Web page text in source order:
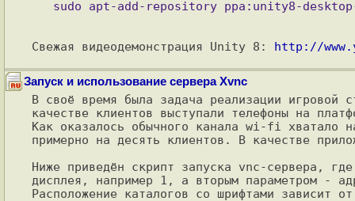
Свежая видеодемонстрация Unity 8: http://
Запуск и использование сервера Xvnc
В своё время была задача реализации игровой
качестве клиентов выступали телефоны на
Как оказалось обычного канала wi-fi хватало
примерно на десять клиентов. В качестве
Ниже приведён скрипт запуска vnc-сервера,
дисплея, например 1, а вторым параметром -
Расположение каталогов со шрифтами зависит